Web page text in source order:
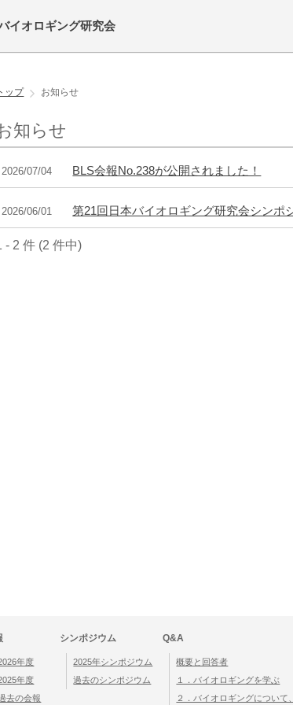
イオロギング研究会
ップ お知らせ
知らせ
2026/07/04 BLS会報No.238が公開されました！
2026/06/01 第21回日本バイオロギング研究会シンポ
- 2 件 (2 件中)
年度
年度
去の会報
シンポジウム
2025年シンポジウム
過去のシンポジウム
Q&A
概要と回答者
１．バイオロギングを学ぶ
２．バイオロギングについて